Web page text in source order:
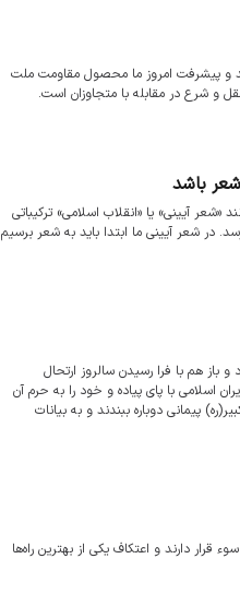
و پیشرفت امروز ما محصول مقاومت ملت
و شرع در مقابله با متجاوزان است.
شعر باشد
آیینی» یا «انقلاب اسلامی» ترکیباتی
در شعر آیینی ما ابتدا باید به شعر برسیم
و باز هم با فرا رسیدن سالروز ارتحال
اسلامی با پای پیاده و خود را به حرم آن
پیمانی دوباره ببندند و به بیانات
قرار دارند و اعتکاف یکی از بهترین راه‌ها